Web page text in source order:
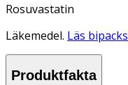
Rosuvastatin
Läkemedel. Läs
Produktfakta